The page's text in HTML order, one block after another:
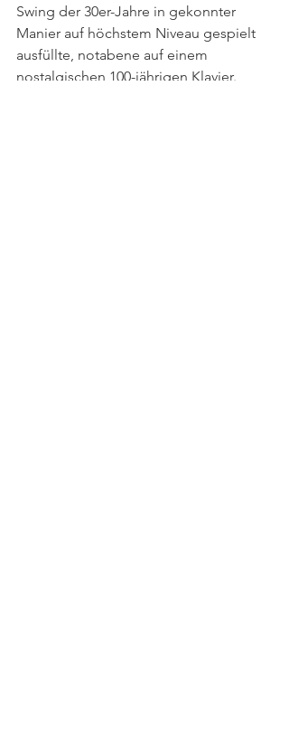
Swing der 30er-Jahre in gekonnter
Manier auf höchstem Niveau gespielt
ausfüllte, notabene auf einem
nostalgischen 100-jährigen Klavier.